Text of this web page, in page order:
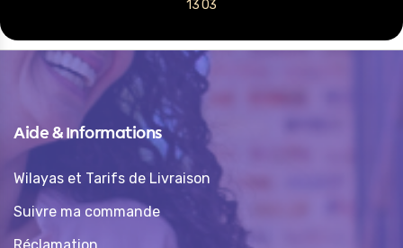
13 03
Aide & Informations
Wilayas et Tarifs de Livraison
Suivre ma commande